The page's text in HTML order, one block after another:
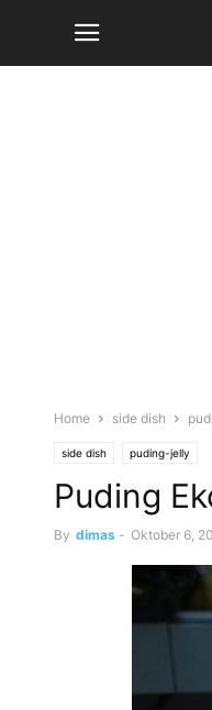
Home side dish
side dish puding-jelly
Puding
By dimas - Oktober 6,